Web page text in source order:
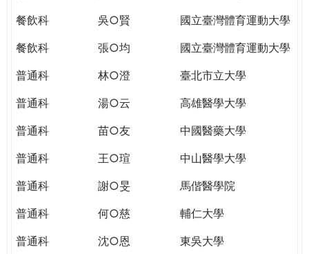
CITIZENSHIP
餐飲科
吳○賢
國立臺灣體育運動大學
餐飲科
張○均
國立臺灣體育運動大學
普通科
林○澄
臺北市立大學
普通科
湯○云
高雄醫學大學
普通科
苗○友
中國醫藥大學
普通科
王○瑄
中山醫學大學
普通科
謝○旻
馬偕醫學院
普通科
何○慈
輔仁大學
普通科
沈○恩
東吳大學